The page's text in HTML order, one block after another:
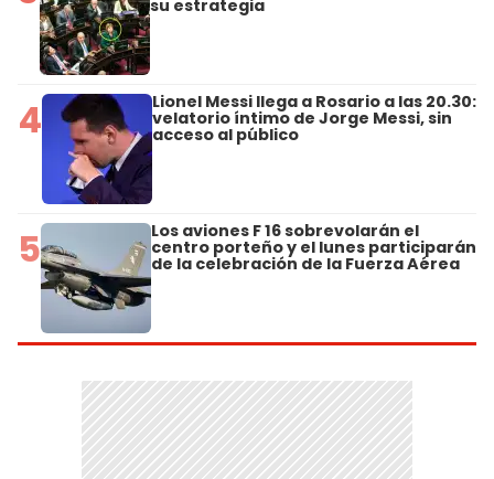
su estrategia
4 Lionel Messi llega a Rosario a las 20.30:
velatorio íntimo de Jorge Messi, sin
acceso al público
5 Los aviones F 16 sobrevolarán el
centro porteño y el lunes participarán
de la celebración de la Fuerza Aérea